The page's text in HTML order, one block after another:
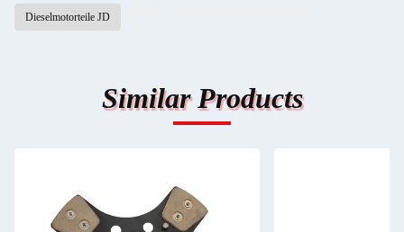
Dieselmotorteile JD
Similar Products